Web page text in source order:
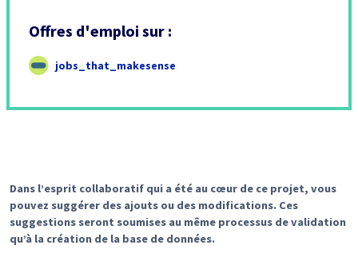
Offres d'emploi sur :
jobs_that_makesense
Dans l’esprit collaboratif qui a été au cœur de ce projet, vous
pouvez suggérer des ajouts ou des modifications. Ces
suggestions seront soumises au même processus de validation
qu’à la création de la base de données.